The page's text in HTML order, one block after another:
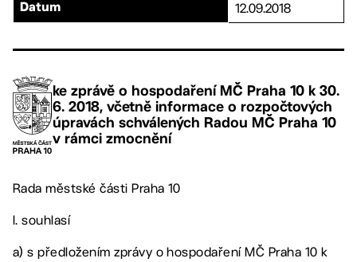
Datum 12.09.2018
ke zprávě o hospodaření MČ Praha 10 k 30.
6. 2018, včetně informace o rozpočtových
úpravách schválených Radou MČ Praha 10
v rámci zmocnění
Rada městské části Praha 10
I. souhlasí
a) s předložením zprávy o hospodaření MČ Praha 10 k